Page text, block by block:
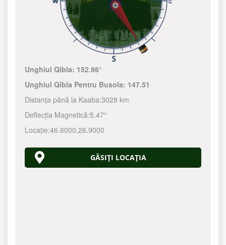
Unghiul Qibla: 152.98°
Unghiul Qibla Pentru Busola: 147.51
Distanța până la Kaaba:3028 km
Deflecția Magnetică:5.47°
Locație:46.6000,26.9000
GĂSIȚI LOCAȚIA